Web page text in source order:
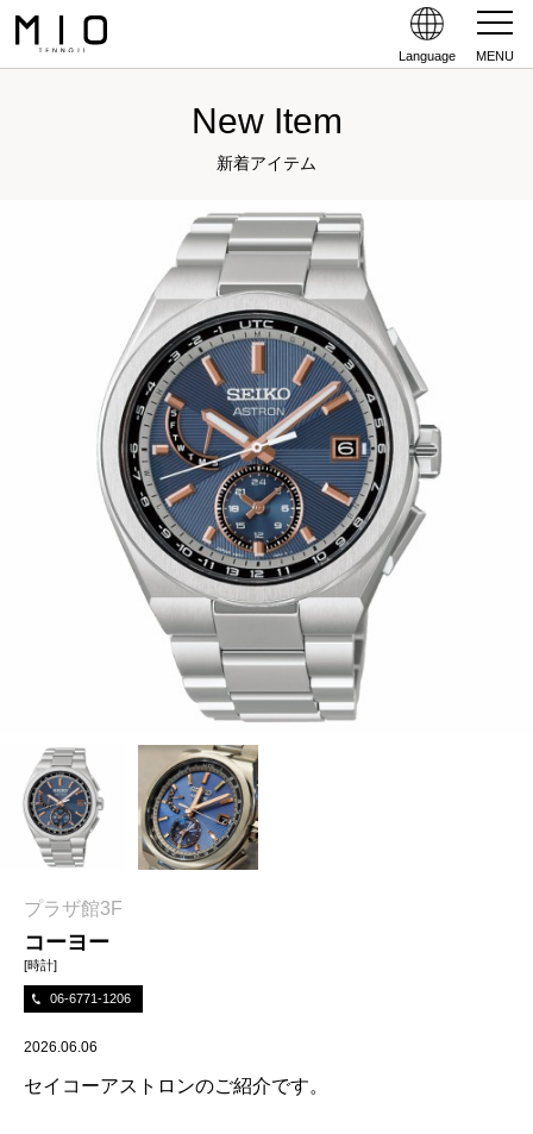
Language MENU
New Item
新着アイテム
プラザ館3F
コーヨー
[時計]
06-6771-1206
2026.06.06
セイコーアストロンのご紹介です。